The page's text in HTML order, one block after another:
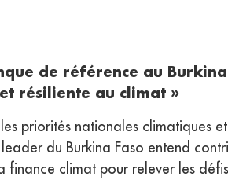
de référence au
résiliente au climat »
priorités nationales climatiques
du Burkina Faso entend
climat pour relever les